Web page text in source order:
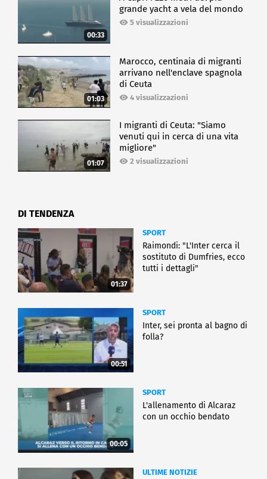
00:33
grande yacht a vela del mondo
5 visualizzazioni
01:03
Marocco, centinaia di migranti
arrivano nell'enclave spagnola
di Ceuta
4 visualizzazioni
01:07
I migranti di Ceuta: "Siamo
venuti qui in cerca di una vita
migliore"
2 visualizzazioni
DI TENDENZA
01:37
SPORT
Raimondi: "L'Inter cerca il
sostituto di Dumfries, ecco
tutti i dettagli"
00:51
SPORT
Inter, sei pronta al bagno di
folla?
00:05
SPORT
L'allenamento di Alcaraz
con un occhio bendato
ULTIME NOTIZIE